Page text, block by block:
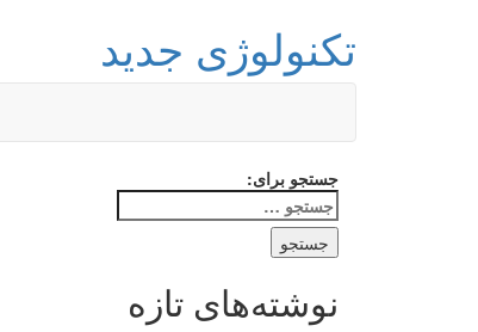
تکنولوژی جدید
جستجو برای:
نوشته‌های تازه